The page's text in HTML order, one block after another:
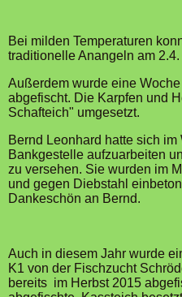
Bei milden Temperaturen
traditionelle Anangeln am
Außerdem wurde eine
abgefischt. Die Karpfen und
Schafteich" umgesetzt.
Bernd Leonhard hatte sich
Bankgestelle aufzuarbeiten
zu versehen. Sie wurden im
und gegen Diebstahl
Dankeschön an Bernd.
Auch in diesem Jahr wurde
K1 von der Fischzucht
bereits im Herbst 2015